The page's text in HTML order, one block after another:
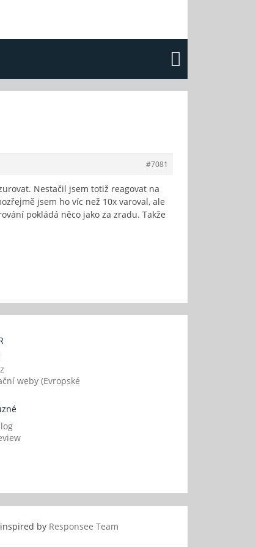
#7081
Nestačil jsem totiž reagovat na
jsem ho víc než 10x varoval, ale
pokládá něco jako za zradu. Takže
weby (Evropské
by Responsee Team